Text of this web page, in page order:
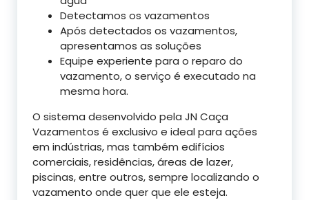
Detectamos os vazamentos
Após detectados os vazamentos,
apresentamos as soluções
Equipe experiente para o reparo do
vazamento, o serviço é executado na
mesma hora.
O sistema desenvolvido pela JN Caça
Vazamentos é exclusivo e ideal para ações
em indústrias, mas também edifícios
comerciais, residências, áreas de lazer,
piscinas, entre outros, sempre localizando o
vazamento onde quer que ele esteja.